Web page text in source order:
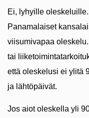
Ei, lyhyille
Panamalaiset
viisumivapaa
tai
että oleskelusi ei ylitä
ja lähtöpäivät.
Jos aiot oleskella yli